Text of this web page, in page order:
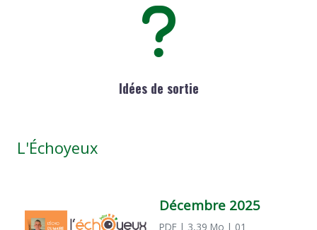
Idées de sortie
L'Échoyeux
Décembre 2025
PDF | 3,39 Mo | 01